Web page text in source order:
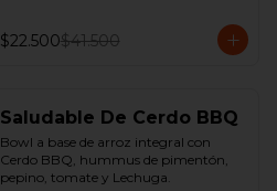
$22.500$41.500
Saludable De Cerdo BBQ
Bowl a base de arroz integral con
Cerdo BBQ, hummus de pimentón,
pepino, tomate y Lechuga.